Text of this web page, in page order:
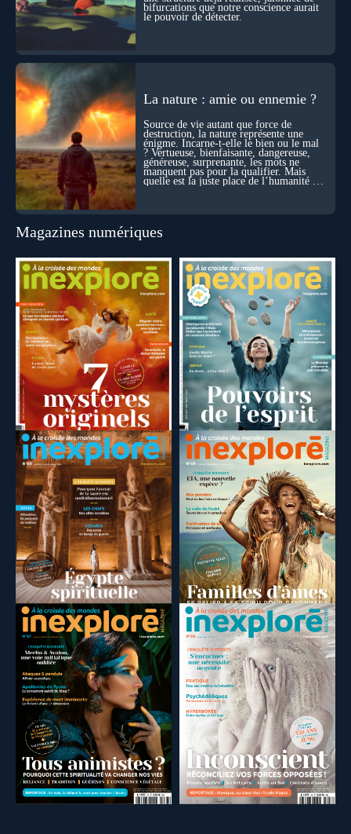
bifurcations que notre conscience aurait
le pouvoir de détecter.
La nature : amie ou ennemie ?
Source de vie autant que force de
destruction, la nature représente une
énigme. Incarne-t-elle le bien ou le mal
? Vertueuse, bienfaisante, dangereuse,
généreuse, surprenante, les mots ne
manquent pas pour la qualifier. Mais
quelle est la juste place de l’humanité au
cœur du vivant ?
Magazines numériques